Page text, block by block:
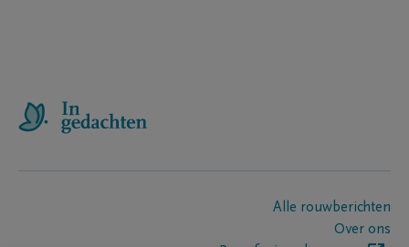
Alle rouwberichten
Over ons